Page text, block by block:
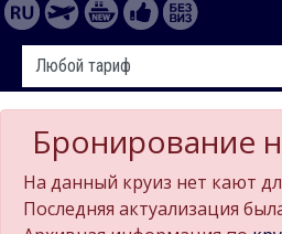
Бронирование
На данный круиз нет кают
Последняя актуализация